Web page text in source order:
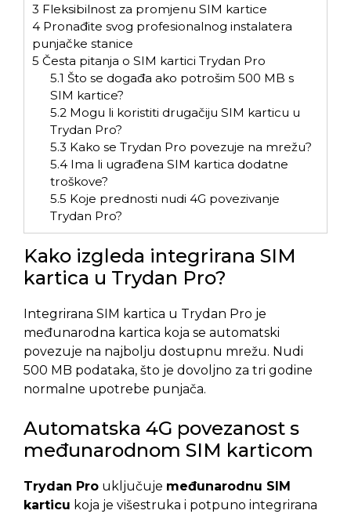
3 Fleksibilnost za promjenu SIM kartice
4 Pronađite svog profesionalnog instalatera
punjačke stanice
5 Česta pitanja o SIM kartici Trydan Pro
5.1 Što se događa ako potrošim 500 MB s
SIM kartice?
5.2Mogu li koristiti drugačiju SIM karticu u
Trydan Pro?
5.3 Kako se Trydan Pro povezuje na mrežu?
5.4Ima li ugrađena SIM kartica dodatne
troškove?
5.5 Koje prednosti nudi 4G povezivanje
Trydan Pro?
Kako izgleda integrirana SIM
kartica u Trydan Pro?
Integrirana SIM kartica u Trydan Pro je
međunarodna kartica koja se automatski
povezuje na najbolju dostupnu mrežu. Nudi
500 MB podataka, što je dovoljno za tri godine
normalne upotrebe punjača.
Automatska 4G povezanost s
međunarodnom SIM karticom
Trydan Pro uključuje međunarodnu SIM
karticu koja je višestruka i potpuno integrirana